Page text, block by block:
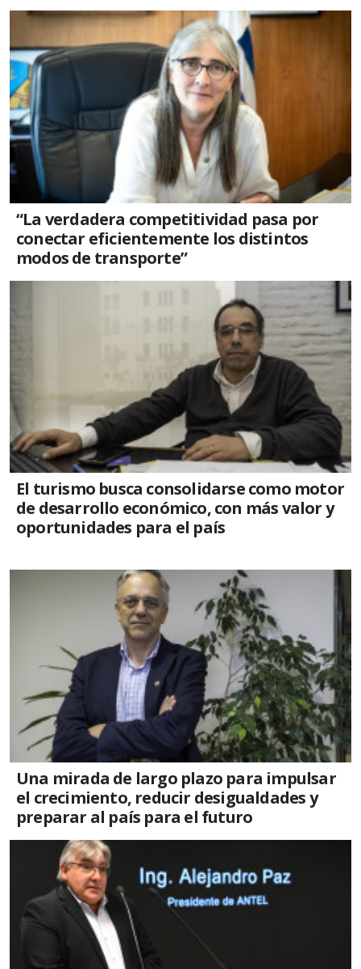
“La verdadera competitividad pasa por
conectar eficientemente los distintos
modos de transporte”
El turismo busca consolidarse como motor
de desarrollo económico, con más valor y
oportunidades para el país
Una mirada de largo plazo para impulsar
el crecimiento, reducir desigualdades y
preparar al país para el futuro